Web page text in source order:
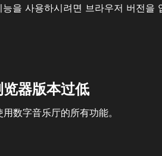
을 사용하시려면 브라우저 버전을
器版本过低
数字音乐厅的所有功能。